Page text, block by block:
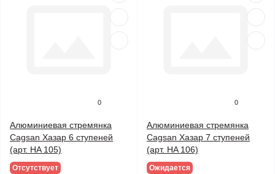
0
Алюминиевая стремянка
Cagsan Хазар 6 ступеней
(арт. HA 105)
Отсутствует
0
Алюминиевая стремянка
Cagsan Хазар 7 ступеней
(арт. HA 106)
Ожидается